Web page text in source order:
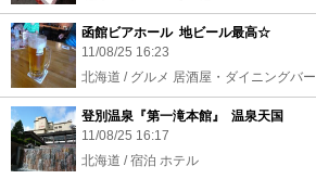
函館ビアホール 地ビール最高☆
11/08/25 16:23
北海道 / グルメ 居酒屋・ダイニングバー
登別温泉『第一滝本館』 温泉天国
11/08/25 16:17
北海道 / 宿泊 ホテル